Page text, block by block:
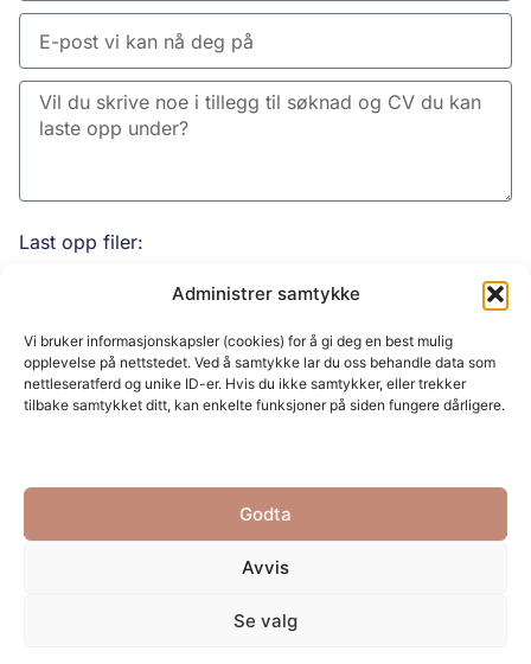
Administrer samtykke
Vi bruker informasjonskapsler (cookies) for å gi deg en best mulig
opplevelse på nettstedet. Ved å samtykke lar du oss behandle data som
nettleseratferd og unike ID-er. Hvis du ikke samtykker, eller trekker
tilbake samtykket ditt, kan enkelte funksjoner på siden fungere dårligere.
Godta
Avvis
Se valg
Last opp filer:
Lærling